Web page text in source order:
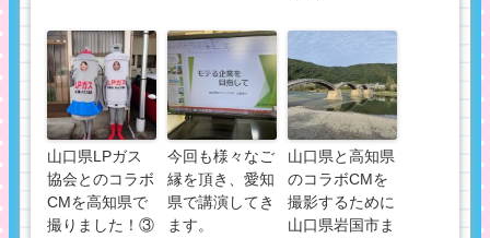
山口県LPガス
協会とのコラボ
CMを高知県で
撮りました！③
今回も様々なご
縁を頂き、愛知
県で講演してき
ます。
山口県と高知県
のコラボCMを
撮影するために
山口県岩国市ま